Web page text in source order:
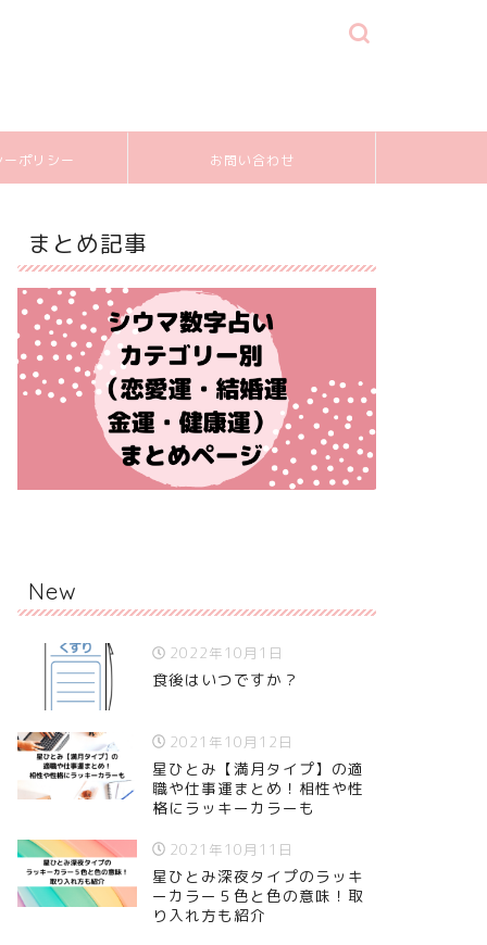
ーポリシー お問い合わせ
まとめ記事
New
2022年10月1日
食後はいつですか？
2021年10月12日
星ひとみ【満月タイプ】の適
職や仕事運まとめ！相性や性
格にラッキーカラーも
2021年10月11日
星ひとみ深夜タイプのラッキ
ーカラー５色と色の意味！取
り入れ方も紹介